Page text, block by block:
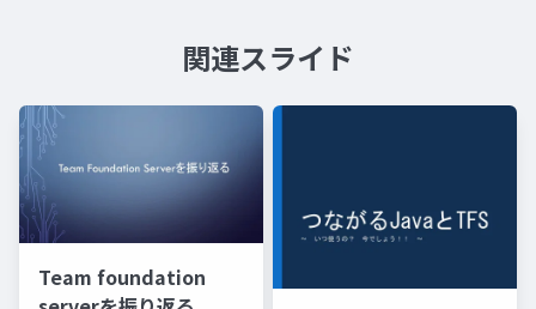
関連スライド
Team foundation